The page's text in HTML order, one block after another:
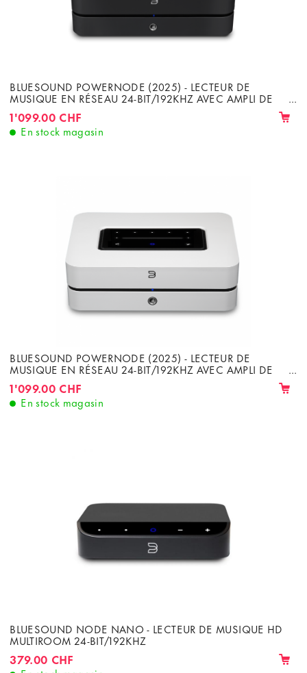
BLUESOUND POWERNODE (2025) - LECTEUR DE
MUSIQUE EN RÉSEAU 24-BIT/192KHZ AVEC AMPLI DE
1'099.00 CHF
En stock magasin
BLUESOUND POWERNODE (2025) - LECTEUR DE
MUSIQUE EN RÉSEAU 24-BIT/192KHZ AVEC AMPLI DE
1'099.00 CHF
En stock magasin
BLUESOUND NODE NANO - LECTEUR DE MUSIQUE HD
MULTIROOM 24-BIT/192KHZ
379.00 CHF